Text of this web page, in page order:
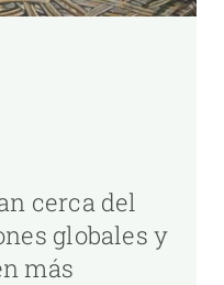
cerca del
globales y
más